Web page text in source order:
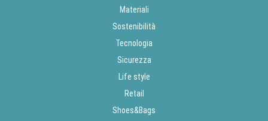
Materiali
Sostenibilità
Tecnologia
Sicurezza
Life style
Retail
Shoes&Bags